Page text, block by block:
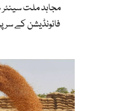
مجاہد ملت
فائونڈیشن کے